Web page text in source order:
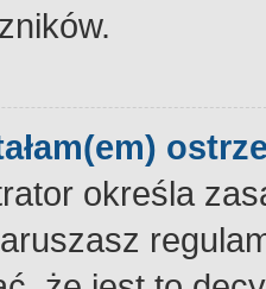
określa